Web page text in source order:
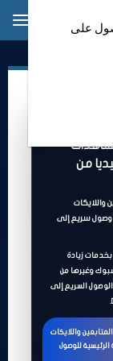
من
وصول سريع إلى
زيادة
وغيرها من
السريع إلى
واللايكات
للوصول
على